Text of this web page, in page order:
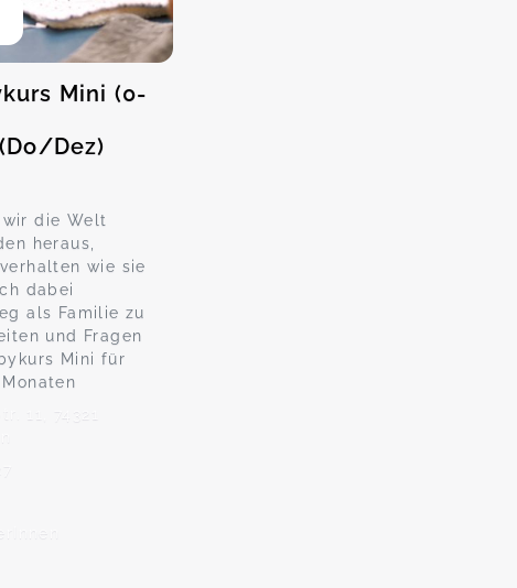
Mini (0-
Dez)
wir die Welt
heraus,
wie sie
dabei
als Familie zu
und Fragen
Mini für
11, 74321